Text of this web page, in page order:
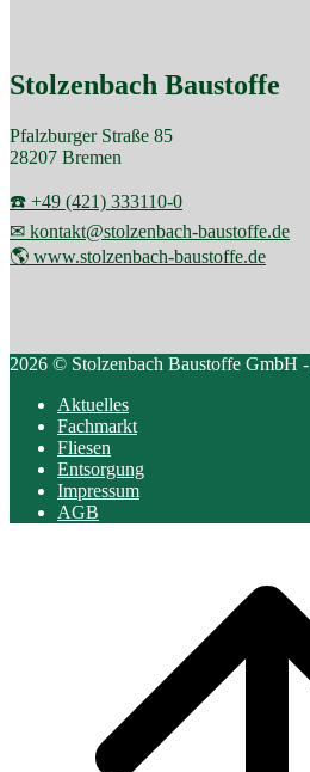
Stolzenbach Baustoffe
Pfalzburger Straße 85
28207 Bremen
☎️ +49 (421) 333110-0
✉ kontakt@stolzenbach-baustoffe.de
🌎 www.stolzenbach-baustoffe.de
2026 © Stolzenbach Baustoffe GmbH -
Aktuelles
Fachmarkt
Fliesen
Entsorgung
Impressum
AGB